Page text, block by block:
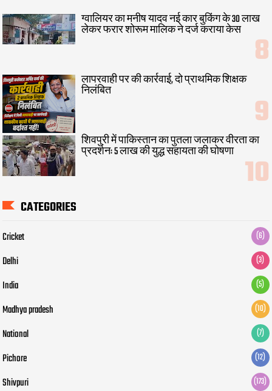
ग्वालियर का मनीष यादव नई कार बुकिंग के 30 लाख
लेकर फरार शोरूम मालिक ने दर्ज कराया केस
लापरवाही पर की कार्रवाई, दो प्राथमिक शिक्षक
निलंबित
शिवपुरी में पाकिस्तान का पुतला जलाकर वीरता का
प्रदर्शन: 5 लाख की युद्ध सहायता की घोषणा
CATEGORIES
Cricket (6)
Delhi (3)
India (5)
Madhya pradesh (10)
National (7)
Pichore (12)
Shivpuri (173)